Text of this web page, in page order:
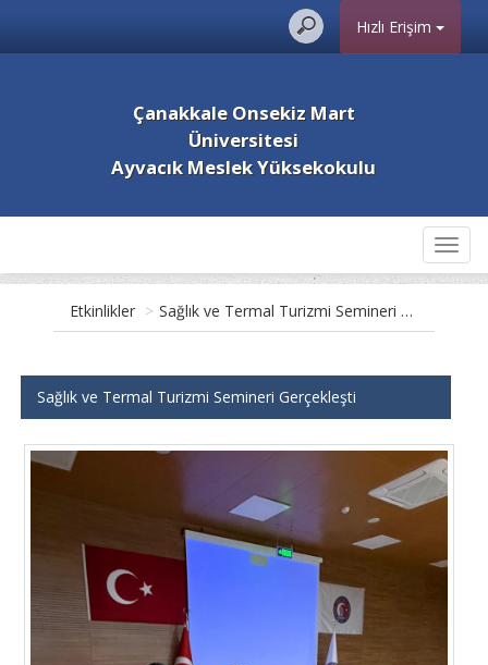
Hızlı Erişim
Çanakkale Onsekiz Mart
Üniversitesi
Ayvacık Meslek Yüksekokulu
Etkinlikler > Sağlık ve Termal Turizmi Semineri Gerçekleşti
Sağlık ve Termal Turizmi Semineri Gerçekleşti